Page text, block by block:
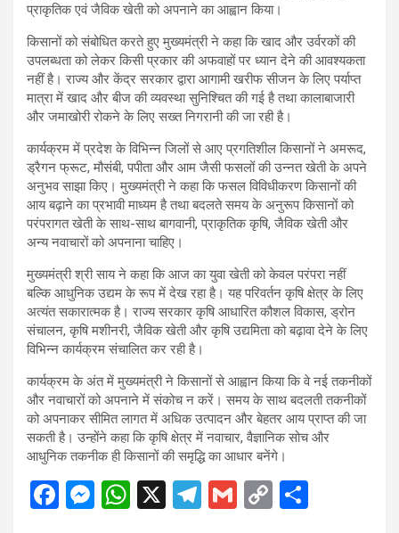
प्राकृतिक एवं जैविक खेती को अपनाने का आह्वान किया।
किसानों को संबोधित करते हुए मुख्यमंत्री ने कहा कि खाद और उर्वरकों की
उपलब्धता को लेकर किसी प्रकार की अफवाहों पर ध्यान देने की आवश्यकता
नहीं है। राज्य और केंद्र सरकार द्वारा आगामी खरीफ सीजन के लिए पर्याप्त
मात्रा में खाद और बीज की व्यवस्था सुनिश्चित की गई है तथा कालाबाजारी
और जमाखोरी रोकने के लिए सख्त निगरानी की जा रही है।
कार्यक्रम में प्रदेश के विभिन्न जिलों से आए प्रगतिशील किसानों ने अमरूद,
ड्रैगन फ्रूट, मौसंबी, पपीता और आम जैसी फसलों की उन्नत खेती के अपने
अनुभव साझा किए। मुख्यमंत्री ने कहा कि फसल विविधीकरण किसानों की
आय बढ़ाने का प्रभावी माध्यम है तथा बदलते समय के अनुरूप किसानों को
परंपरागत खेती के साथ-साथ बागवानी, प्राकृतिक कृषि, जैविक खेती और
अन्य नवाचारों को अपनाना चाहिए।
मुख्यमंत्री श्री साय ने कहा कि आज का युवा खेती को केवल परंपरा नहीं
बल्कि आधुनिक उद्यम के रूप में देख रहा है। यह परिवर्तन कृषि क्षेत्र के लिए
अत्यंत सकारात्मक है। राज्य सरकार कृषि आधारित कौशल विकास, ड्रोन
संचालन, कृषि मशीनरी, जैविक खेती और कृषि उद्यमिता को बढ़ावा देने के लिए
विभिन्न कार्यक्रम संचालित कर रही है।
कार्यक्रम के अंत में मुख्यमंत्री ने किसानों से आह्वान किया कि वे नई तकनीकों
और नवाचारों को अपनाने में संकोच न करें। समय के साथ बदलती तकनीकों
को अपनाकर सीमित लागत में अधिक उत्पादन और बेहतर आय प्राप्त की जा
सकती है। उन्होंने कहा कि कृषि क्षेत्र में नवाचार, वैज्ञानिक सोच और
आधुनिक तकनीक ही किसानों की समृद्धि का आधार बनेंगे।
F
M W X
T
G
C